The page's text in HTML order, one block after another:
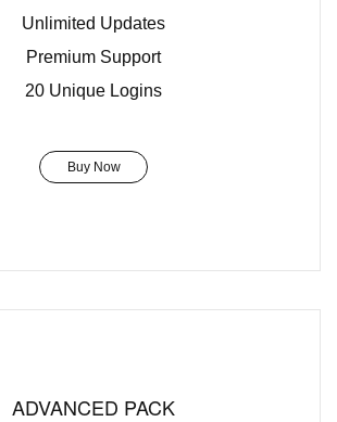
Unlimited Updates
Premium Support
20 Unique Logins
Buy Now
ADVANCED PACK